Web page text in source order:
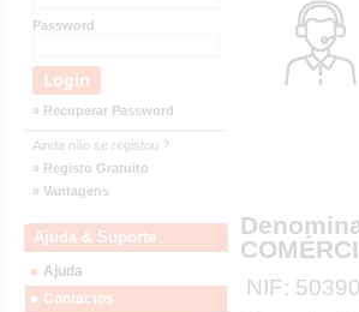
Password
» Recuperar Password
Ainda não se registou ?
» Registo Gratuito
» Vantagens
Ajuda & Suporte
Ajuda
Contactos
NIF: